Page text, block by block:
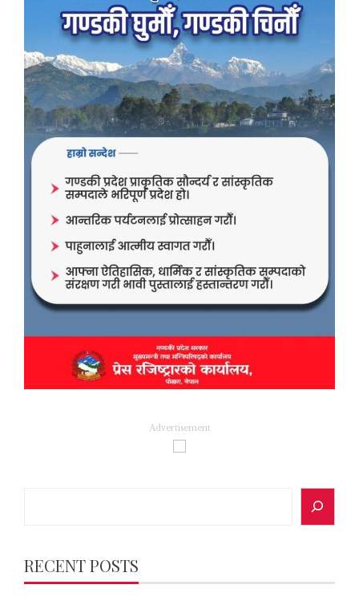
Advertisement
RECENT POSTS